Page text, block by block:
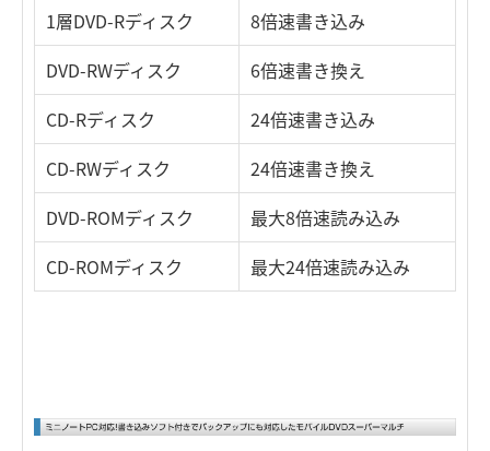
1層DVD-Rディスク
8倍速書き込み
DVD-RWディスク
6倍速書き換え
CD-Rディスク
24倍速書き込み
CD-RWディスク
24倍速書き換え
DVD-ROMディスク
最大8倍速読み込み
CD-ROMディスク
最大24倍速読み込み